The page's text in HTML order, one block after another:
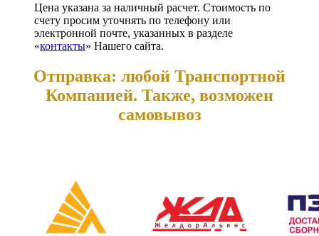
Цена указана за наличный расчет. Стоимость по
счету просим уточнять по телефону или
электронной почте, указанных в разделе
«контакты» Нашего сайта.
Отправка: любой Транспортной
Компанией. Также, возможен
самовывоз